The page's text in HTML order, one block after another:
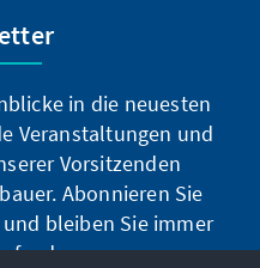
in die neuesten
Veranstaltungen und
Vorsitzenden
Abonnieren Sie
bleiben Sie immer